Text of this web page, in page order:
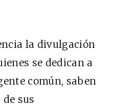
la divulgación
se dedican a
común, saben
sus